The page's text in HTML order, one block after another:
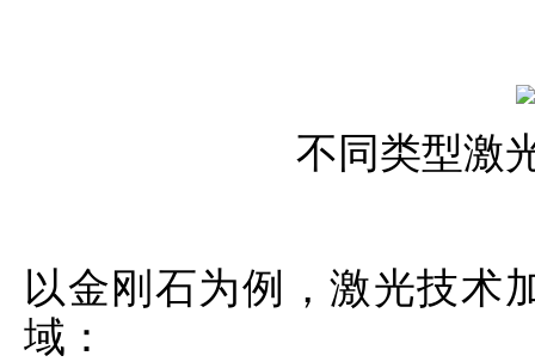
不同类型激
以金刚石为例，激光技术
域：